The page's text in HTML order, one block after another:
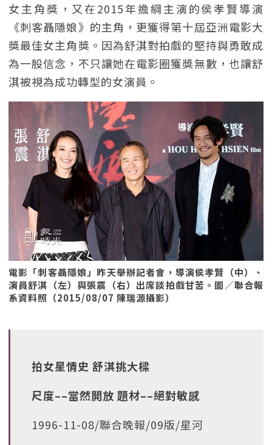
女主角獎，又在2015年擔綱主演的侯孝賢導演
《刺客聶隱娘》的主角，更獲得第十屆亞洲電影大
獎最佳女主角獎。因為舒淇對拍戲的堅持與勇敢成
為一股信念，不只讓她在電影圈獲獎無數，也讓舒
淇被視為成功轉型的女演員。
電影「刺客聶隱娘」昨天舉辦記者會，導演侯孝賢（中）、
演員舒淇（左）與張震（右）出席談拍戲甘苦。圖／聯合報
系資料照（2015/08/07 陳瑞源攝影）
拍女星情史 舒淇挑大樑
尺度––當然開放 題材––絕對敏感
1996-11-08/聯合晚報/09版/星河